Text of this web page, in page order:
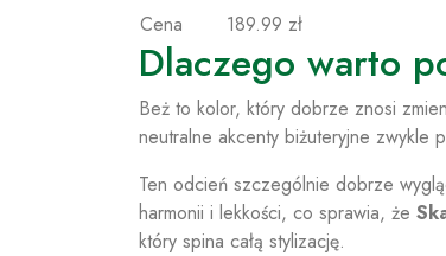
Cena
189.99 zł
Dlaczego warto
Beż to kolor, który dobrze znosi
neutralne akcenty biżuteryjne zwykle
Ten odcień szczególnie dobrze
harmonii i lekkości, co sprawia, że
który spina całą stylizację.